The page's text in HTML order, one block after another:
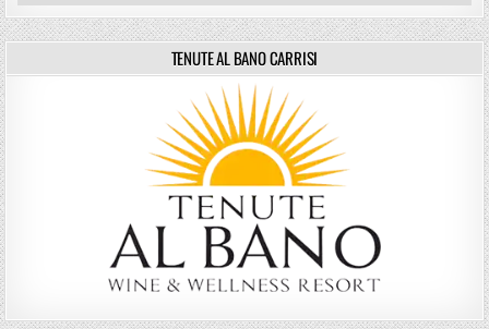
TENUTE AL BANO CARRISI